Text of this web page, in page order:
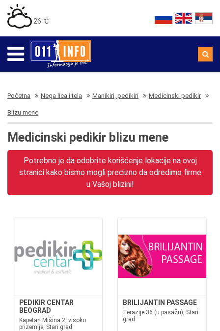
26 ℃
Početna Nega lica i tela Manikiri, pedikiri Medicinski pedikir
Blizu mene
Medicinski pedikir blizu mene
Potrebno je da odobrite korišćenje lokacije na ovoj
stranici kako bismo mogli precizno da odredimo firme
u Vašoj blizini!
PEDIKIR CENTAR
BEOGRAD
Kapetan Mišina 2, visoko
prizemlje, Stari grad
BRILIJANTIN PASSAGE
Terazije 36 (u pasažu), Stari
grad